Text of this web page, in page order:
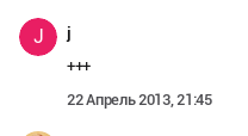
J j
+++
22 Апрель 2013, 21:45